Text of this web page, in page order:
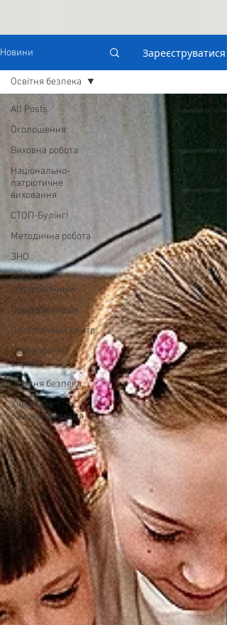
Новини Зареєструватися
All Posts
Оголошення
Виховна робота
Національно-
патріотичне
виховання
СТОП-Булінг!
Методична робота
ЗНО
Робота з
обдарованими
Профорієнтація
Бібліотечний центр
Психологічна
служба
Освітня безпека
Учнівське
самоврядування
Освітня безпека